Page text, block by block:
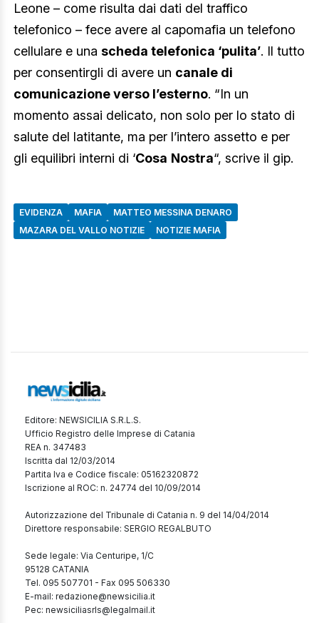
Leone – come risulta dai dati del traffico
telefonico – fece avere al capomafia un telefono
cellulare e una scheda telefonica ‘pulita’. Il tutto
per consentirgli di avere un canale di
comunicazione verso l’esterno. “In un
momento assai delicato, non solo per lo stato di
salute del latitante, ma per l’intero assetto e per
gli equilibri interni di ‘Cosa Nostra“, scrive il gip.
EVIDENZA MAFIA
MATTEO MESSINA DENARO
MAZARA DEL VALLO NOTIZIE
NOTIZIE MAFIA
Editore: NEWSICILIA S.R.L.S.
Ufficio Registro delle Imprese di Catania
REA n. 347483
Iscritta dal 12/03/2014
Partita Iva e Codice fiscale: 05162320872
Iscrizione al ROC: n. 24774 del 10/09/2014
Autorizzazione del Tribunale di Catania n. 9 del 14/04/2014
Direttore responsabile: SERGIO REGALBUTO
Sede legale: Via Centuripe, 1/C
95128 CATANIA
Tel. 095 507701 - Fax 095 506330
E-mail: redazione@newsicilia.it
Pec: newsiciliasrls@legalmail.it